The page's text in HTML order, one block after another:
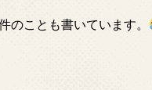
のことも書いています。